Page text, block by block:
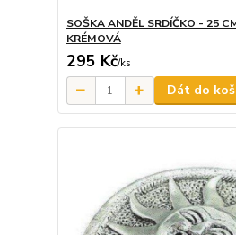
SOŠKA ANDĚL SRDÍČKO - 25
KRÉMOVÁ
295 Kč/ks
Dát do